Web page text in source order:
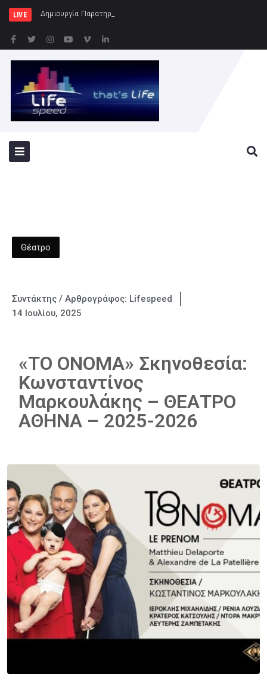
LIVE Δημιουργία Παρατηρητηρίου Έργων στην Περιφέ
Θέατρο
Συντάκτης / Αρθρογράφος: Lifespeed
14 Ιουλίου, 2025
«ΤΟ ΟΝΟΜΑ» Σκηνοθεσία:
Κωνσταντίνος
Μαρκουλάκης – ΘΕΑΤΡΟ
ΑΘΗΝΑ – 2025-2026